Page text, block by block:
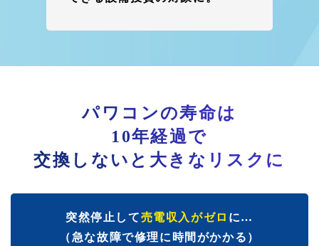
パワコンの寿命は
10年経過で
交換しないと大きなリスクに
突然停止して売電収入がゼロ に…
（急な故障で修理に時間がかかる）